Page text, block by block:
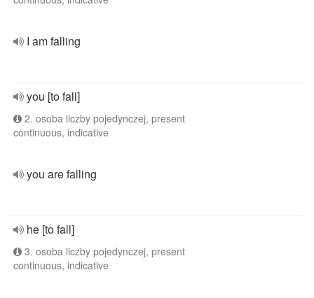
I am falling
you [to fall]
2. osoba liczby pojedynczej, present
continuous, indicative
you are falling
he [to fall]
3. osoba liczby pojedynczej, present
continuous, indicative